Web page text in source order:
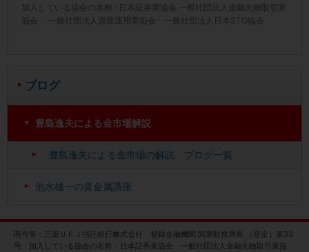
ブログ
豊島逸夫による金市場解説
豊島逸夫による金市場の解説 ブログ一覧
池水雄一の貴金属講座
加入している協会の名称 : 日本証券業協会 一般社団法人金融先物取引業
協会 一般社団法人資産運用業協会 一般社団法人日本STO協会
商号等：三菱ＵＦＪ信託銀行株式会社 登録金融機関 関東財務局長 （登金）第33
号 加入している協会の名称：日本証券業協会 一般社団法人金融先物取引業協